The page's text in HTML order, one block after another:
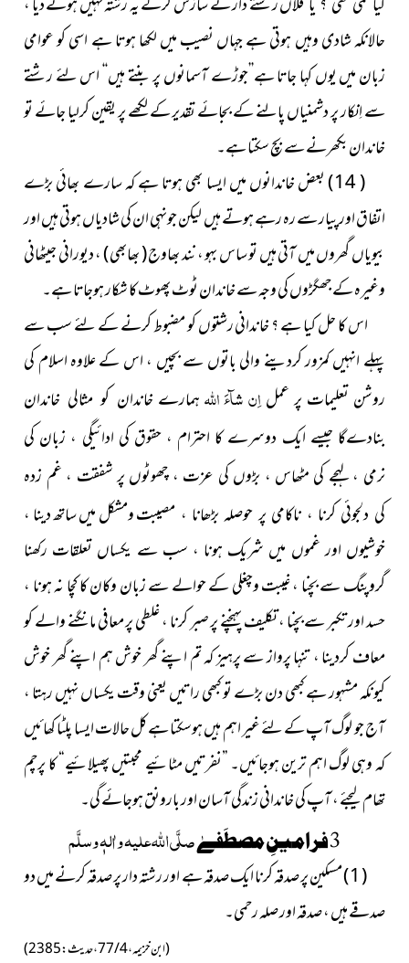
حالانکہ شادی وہیں ہوتی ہے جہاں نصیب میں لکھا ہوتا ہے اسی کو عوامی
زبان میں یوں کہا جاتا ہے’’جوڑے آسمانوں پر بنتےہیں‘‘ اس لئے رشتے
سے اِنکار پر دشمنیاں پالنے کے بجائے تقدیر کے لکھے پر یقین کرلیا جائے تو
خاندان بکھرنے سے بچ سکتا ہے۔
( 14 ) بعض خاندانوں میں ایسا بھی ہوتا ہے کہ سارے بھائی بڑے
اتفاق اور پیار سے رہ رہے ہوتے ہیں لیکن جونہی ان کی شادیاں ہوتی ہیں اور
بیویاں گھروں میں آتی ہیں تو ساس بہو ، نند بھاوج ( بھابھی ) ، دیورانی جیٹھانی
وغیرہ کے جھگڑوں کی وجہ سے خاندان ٹوٹ پھوٹ کا شکار ہوجاتا ہے۔
اس کا حل کیا ہے ؟ خاندانی رشتوں کو مضبوط کرنے کے لئے سب سے
پہلے انہیں کمزور کردینے والی باتوں سے بچیں ، اس کے علاوہ اسلام کی
روشن تعلیمات پر عملاِن شآءَ اللہہمارے خاندان کو مثالی خاندان
بنادےگا جیسے ایک دوسرے کا احترام ،حقوق کی ادائیگی ، زبان کی
نرمی ، لہجے کی مٹھاس ، بڑوں کی عزت ،چھوٹوں پر شفقت ، غم زدہ
کی دلجوئی کرنا ، ناکامی پر حوصلہ بڑھانا ، مصیبت ومشکل میں ساتھ دینا ،
خوشیوں اور غموں میں شریک ہونا ، سب سے یکساں تعلقات رکھنا
گروپنگ سے بچنا ، غیبت وچغلی کے حوالے سے زبان وکان کا کچا نہ ہونا ،
حسد اور تکبر سے بچنا ، تکلیف پہنچنے پر صبر کرنا ، غلطی پر معافی مانگنے والے کو
معاف کردینا ، تنہا پرواز سے پرہیز کہ تم اپنے گھر خوش ہم اپنے گھر خوش
کیونکہ مشہور ہے کبھی دن بڑے تو کبھی راتیں یعنی وقت یکساں نہیں رہتا ،
آج جو لوگ آپ کے لئے غیر اہم ہیں ہوسکتا ہے کل حالات ایسا پلٹا کھائیں
کہ وہی لوگ اہم ترین ہوجائیں۔ ”نفرتیں مٹائیے محبتیں پھیلائیے“ کا پرچم
تھام لیجئے ، آپ کی خاندانی زندگی آسان اور بارونق ہوجائے گی۔
3فرامینِ مصطَفےٰصلَّی اللہ علیہ واٰلہٖ وسلَّم
( 1 ) مسکین پر صدقہ کرنا ایک صدقہ ہے اور رشتہ دار پر صدقہ کرنے میں دو
صدقے ہیں ، صدقہ اور صلہ رحمی۔
( ابن خزیمہ ، 4 / 77 ، حدیث : 2385 )